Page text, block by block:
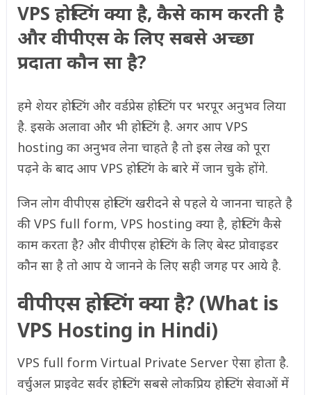
VPS होस्टिंग क्या है, कैसे काम करती है
और वीपीएस के लिए सबसे अच्छा
प्रदाता कौन सा है?
हमे शेयर होस्टिंग और वर्डप्रेस होस्टिंग पर भरपूर अनुभव लिया
है. इसके अलावा और भी होस्टिंग है. अगर आप VPS
hosting का अनुभव लेना चाहते है तो इस लेख को पूरा
पढ़ने के बाद आप VPS होस्टिंग के बारे में जान चुके होंगे.
जिन लोग वीपीएस होस्टिंग खरीदने से पहले ये जानना चाहते है
की VPS full form, VPS hosting क्या है, होस्टिंग कैसे
काम करता है? और वीपीएस होस्टिंग के लिए बेस्ट प्रोवाइडर
कौन सा है तो आप ये जानने के लिए सही जगह पर आये है.
वीपीएस होस्टिंग क्या है? (What is
VPS Hosting in Hindi)
VPS full form Virtual Private Server ऐसा होता है.
वर्चुअल प्राइवेट सर्वर होस्टिंग सबसे लोकप्रिय होस्टिंग सेवाओं में